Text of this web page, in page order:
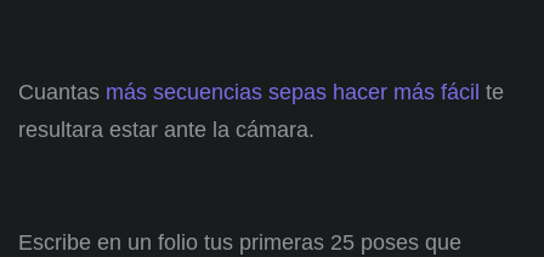
Cuantas más secuencias sepas hacer más fácil te
resultara estar ante la cámara.
Escribe en un folio tus primeras 25 poses que